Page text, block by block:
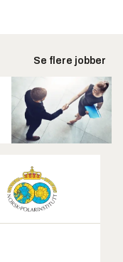
Se flere jobber